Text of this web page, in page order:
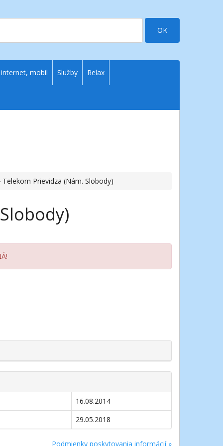
OK
Telekom Prievidza (Nám. Slobody)
16.08.2014
29.05.2018
Podmienky poskytovania informácií »
internet, mobil Služby Relax